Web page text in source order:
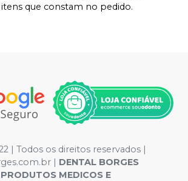
itens que constam no pedido.
| Todos os direitos reservados |
| DENTAL BORGES
MEDICOS E